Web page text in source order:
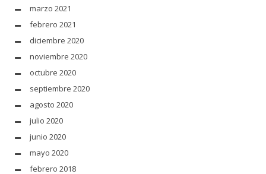
marzo 2021
febrero 2021
diciembre 2020
noviembre 2020
octubre 2020
septiembre 2020
agosto 2020
julio 2020
junio 2020
mayo 2020
febrero 2018